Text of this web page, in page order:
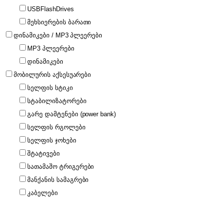
USBFlashDrives
მეხსიერების ბარათი
დინამიკები / MP3 პლეერები
MP3 პლეერები
დინამიკები
მობილურის აქსესუარები
სელფის სტიკი
სტაბილიზატორები
გარე დამტენები (power bank)
სელფის რგოლები
სელფის ჯოხები
შტატივები
სათამაშო ტრიგერები
მანქანის სამაგრები
კაბელები